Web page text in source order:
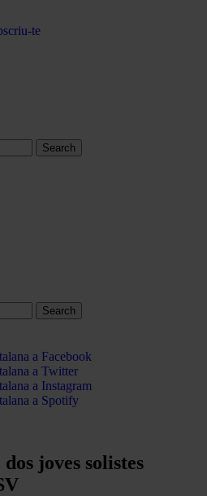
te
a Facebook
a Twitter
a Instagram
a Spotify
joves solistes